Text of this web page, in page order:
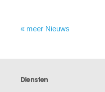
« meer Nieuws
Diensten